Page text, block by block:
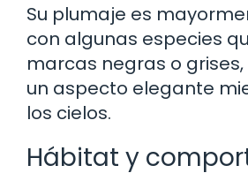
Su plumaje es
con algunas especies
marcas negras o
un aspecto elegante
los cielos.
Hábitat y